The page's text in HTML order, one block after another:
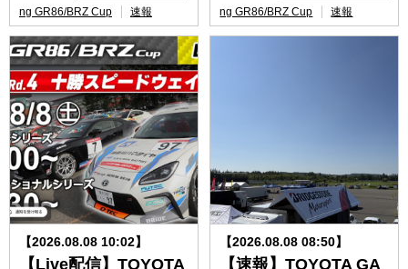
ng GR86/BRZ Cup
速報
ng GR86/BRZ Cup
速報
【2026.08.08 10:02】
【Live配信】TOYOTA
【2026.08.08 08:50】
【速報】TOYOTA GA